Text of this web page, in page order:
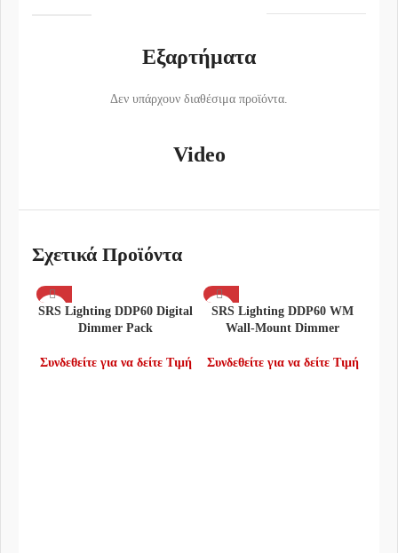
Εξαρτήματα
Δεν υπάρχουν διαθέσιμα προϊόντα.
Video
Σχετικά Προϊόντα
SRS Lighting DDP60 Digital
Dimmer Pack
Συνδεθείτε για να δείτε Τιμή
SRS Lighting DDP60 WM
Wall-Mount Dimmer
Συνδεθείτε για να δείτε Τιμή